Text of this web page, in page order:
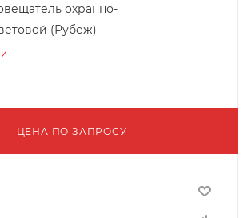
охранно-
(Рубеж)
ЦЕНА ПО ЗАПРОСУ